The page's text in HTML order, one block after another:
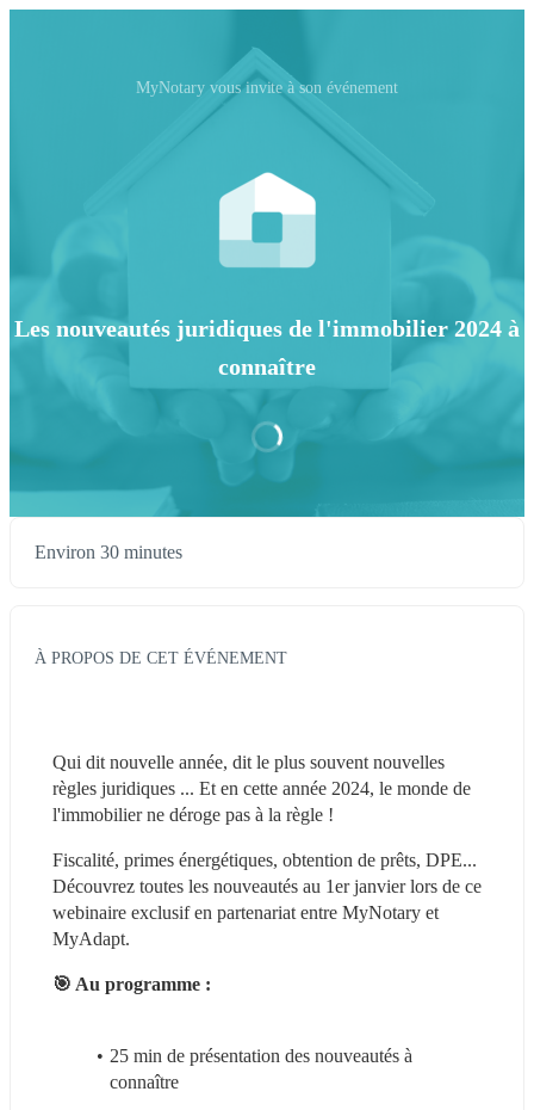
MyNotary vous invite à son événement
Les nouveautés juridiques de l'immobilier 2024 à
connaître
Environ 30 minutes
À PROPOS DE CET ÉVÉNEMENT
Qui dit nouvelle année, dit le plus souvent nouvelles
règles juridiques ... Et en cette année 2024, le monde de
l'immobilier ne déroge pas à la règle !
Fiscalité, primes énergétiques, obtention de prêts, DPE...
Découvrez toutes les nouveautés au 1er janvier lors de ce
webinaire exclusif en partenariat entre MyNotary et
MyAdapt.
🎯 Au programme :
25 min de présentation des nouveautés à
connaître